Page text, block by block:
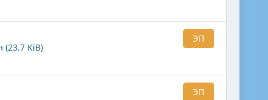
(23.7 KiB)
ЭП
ЭП